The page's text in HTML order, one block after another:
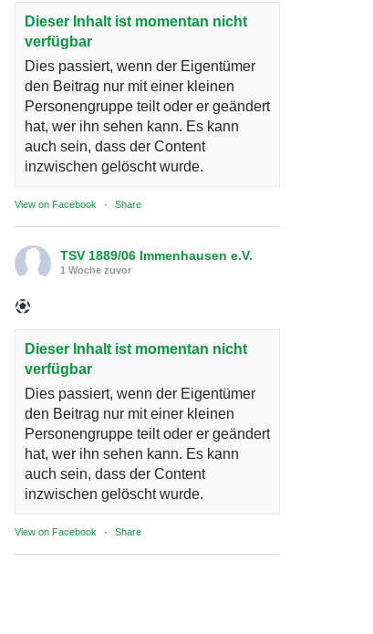
Dieser Inhalt ist momentan nicht
verfügbar
Dies passiert, wenn der Eigentümer
den Beitrag nur mit einer kleinen
Personengruppe teilt oder er geändert
hat, wer ihn sehen kann. Es kann
auch sein, dass der Content
inzwischen gelöscht wurde.
View on Facebook · Share
TSV 1889/06 Immenhausen e.V.
1 Woche zuvor
Dieser Inhalt ist momentan nicht
verfügbar
Dies passiert, wenn der Eigentümer
den Beitrag nur mit einer kleinen
Personengruppe teilt oder er geändert
hat, wer ihn sehen kann. Es kann
auch sein, dass der Content
inzwischen gelöscht wurde.
View on Facebook · Share